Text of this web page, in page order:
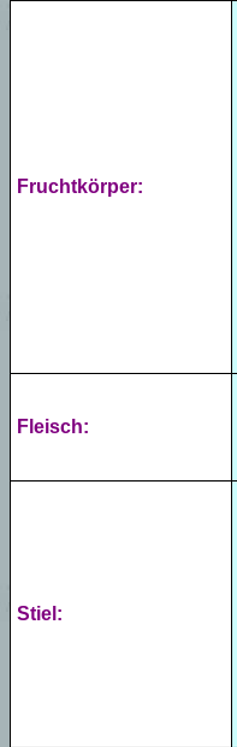
Fruchtkörper:
Fleisch:
Stiel: